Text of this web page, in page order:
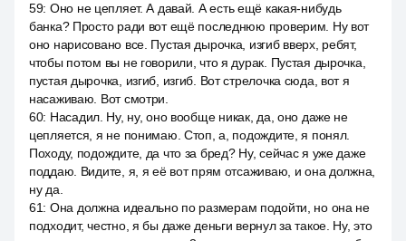
59: Оно не цепляет. А давай. А есть ещё какая-нибудь
банка? Просто ради вот ещё последнюю проверим. Ну вот
оно нарисовано все. Пустая дырочка, изгиб вверх, ребят,
чтобы потом вы не говорили, что я дурак. Пустая дырочка,
пустая дырочка, изгиб, изгиб. Вот стрелочка сюда, вот я
насаживаю. Вот смотри.
60: Насадил. Ну, ну, оно вообще никак, да, оно даже не
цепляется, я не понимаю. Стоп, а, подождите, я понял.
Походу, подождите, да что за бред? Ну, сейчас я уже даже
поддаю. Видите, я, я её вот прям отсаживаю, и она должна,
ну да.
61: Она должна идеально по размерам подойти, но она не
подходит, честно, я бы даже деньги вернул за такое. Ну, это